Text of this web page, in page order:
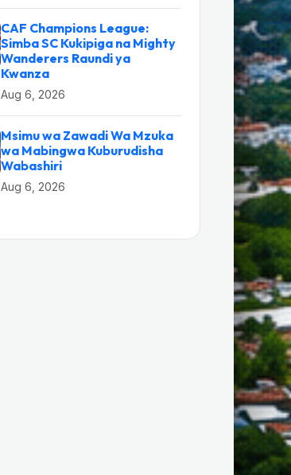
CAF Champions League:
Simba SC Kukipiga na Mighty
Wanderers Raundi ya
Kwanza
Aug 6, 2026
Msimu wa Zawadi Wa Mzuka
wa Mabingwa Kuburudisha
Wabashiri
Aug 6, 2026